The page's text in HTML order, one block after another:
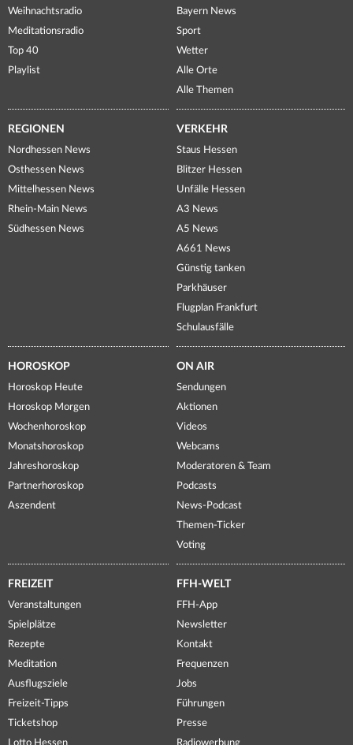
Weihnachtsradio
Meditationsradio
Top 40
Playlist
Bayern News
Sport
Wetter
Alle Orte
Alle Themen
REGIONEN
Nordhessen News
Osthessen News
Mittelhessen News
Rhein-Main News
Südhessen News
VERKEHR
Staus Hessen
Blitzer Hessen
Unfälle Hessen
A3 News
A5 News
A661 News
Günstig tanken
Parkhäuser
Flugplan Frankfurt
Schulausfälle
HOROSKOP
Horoskop Heute
Horoskop Morgen
Wochenhoroskop
Monatshoroskop
Jahreshoroskop
Partnerhoroskop
Aszendent
ON AIR
Sendungen
Aktionen
Videos
Webcams
Moderatoren & Team
Podcasts
News-Podcast
Themen-Ticker
Voting
FREIZEIT
Veranstaltungen
Spielplätze
Rezepte
Meditation
Ausflugsziele
Freizeit-Tipps
Ticketshop
Lotto Hessen
FFH-WELT
FFH-App
Newsletter
Kontakt
Frequenzen
Jobs
Führungen
Presse
Radiowerbung